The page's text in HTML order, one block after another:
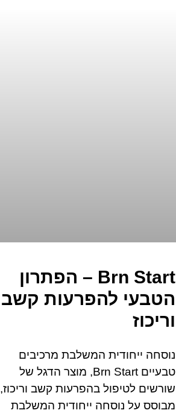
Brn Start – הפתרון
הטבעי להפרעות קשב
וריכוז
נוסחה ייחודית המשלבת מרכיבים
טבעיים Brn Start, מוצר הדגל של
שורשים לטיפול בהפרעות קשב וריכוז,
מבוסס על נוסחה ייחודית המשלבת